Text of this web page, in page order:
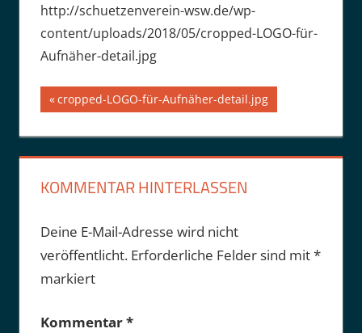
http://schuetzenverein-wsw.de/wp-
content/uploads/2018/05/cropped-LOGO-für-
Aufnäher-detail.jpg
Beitragsnavigation
Vorheriger
Beitrag:
cropped-LOGO-für-Aufnäher-detail.jpg
KOMMENTAR HINTERLASSEN
Deine E-Mail-Adresse wird nicht
veröffentlicht. Erforderliche Felder sind mit*
markiert
Kommentar*